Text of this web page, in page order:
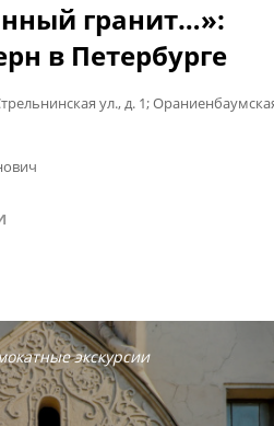
гранит…»:
в Петербурге
ул., д. 1;
экскурсии